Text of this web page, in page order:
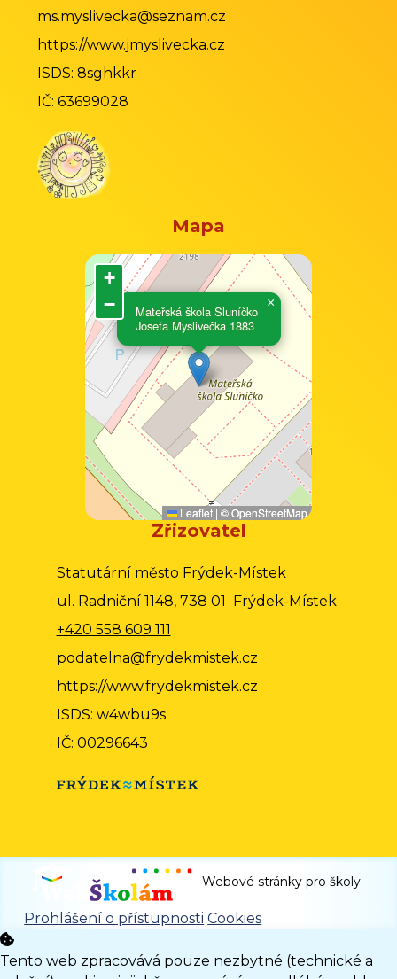
ms.myslivecka@seznam.cz
https://www.jmyslivecka.cz
ISDS: 8sghkkr
IČ: 63699028
Mapa
Mateřská škola Sluníčko
Josefa Myslivečka 1883
×
+
−
Leaflet | ©OpenStreetMap
Zřizovatel
Statutární město Frýdek-Místek
ul. Radniční 1148, 738 01 Frýdek-Místek
+420 558 609 111
podatelna@frydekmistek.cz
https://www.frydekmistek.cz
ISDS: w4wbu9s
IČ: 00296643
Webové stránky pro školy
Prohlášení o přístupnosti Cookies
Tento web zpracovává pouze nezbytné (technické a